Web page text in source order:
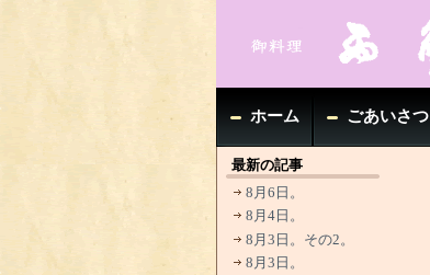
ホーム ごあいさつ
最新の記事
8月6日。
8月4日。
8月3日。その2。
8月3日。